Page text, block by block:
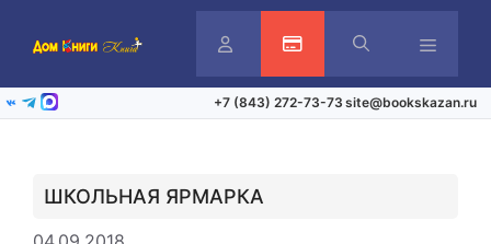
ЛичныйАктивация карты
ВКонтакте
Telegram
Max +7 (843) 272-73-73 site@bookskazan.ru
ШКОЛЬНАЯ ЯРМАРКА